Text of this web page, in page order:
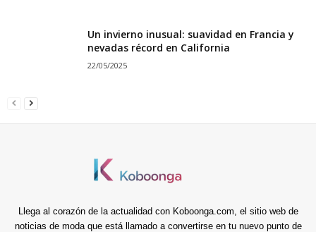
Un invierno inusual: suavidad en Francia y
nevadas récord en California
22/05/2025
Llega al corazón de la actualidad con Koboonga.com, el sitio web de
noticias de moda que está llamado a convertirse en tu nuevo punto de